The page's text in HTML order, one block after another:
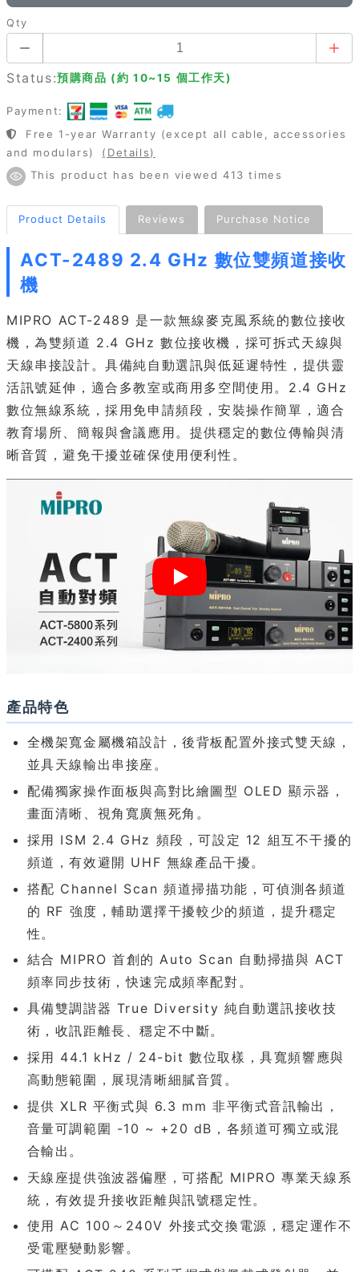
Qty
Status:預購商品 (約 10~15 個工作天)
Payment:
Free 1-year Warranty (except all cable, accessories
and modulars)
(Details)
This product has been viewed 413 times
Product Details Reviews Purchase Notice
ACT-2489 2.4 GHz 數位雙頻道接收
機
MIPRO ACT-2489 是一款無線麥克風系統的數位接收
機，為雙頻道 2.4 GHz 數位接收機，採可拆式天線與
天線串接設計。具備純自動選訊與低延遲特性，提供靈
活訊號延伸，適合多教室或商用多空間使用。2.4 GHz
數位無線系統，採用免申請頻段，安裝操作簡單，適合
教育場所、簡報與會議應用。提供穩定的數位傳輸與清
晰音質，避免干擾並確保使用便利性。
產品特色
全機架寬金屬機箱設計，後背板配置外接式雙天線，
並具天線輸出串接座。
配備獨家操作面板與高對比繪圖型 OLED 顯示器，
畫面清晰、視角寬廣無死角。
採用 ISM 2.4 GHz 頻段，可設定 12 組互不干擾的
頻道，有效避開 UHF 無線產品干擾。
搭配 Channel Scan 頻道掃描功能，可偵測各頻道
的 RF 強度，輔助選擇干擾較少的頻道，提升穩定
性。
結合 MIPRO 首創的 Auto Scan 自動掃描與 ACT
頻率同步技術，快速完成頻率配對。
具備雙調諧器 True Diversity 純自動選訊接收技
術，收訊距離長、穩定不中斷。
採用 44.1 kHz / 24-bit 數位取樣，具寬頻響應與
高動態範圍，展現清晰細膩音質。
提供 XLR 平衡式與 6.3 mm 非平衡式音訊輸出，
音量可調範圍 -10 ~ +20 dB，各頻道可獨立或混
合輸出。
天線座提供強波器偏壓，可搭配 MIPRO 專業天線系
統，有效提升接收距離與訊號穩定性。
使用 AC 100～240V 外接式交換電源，穩定運作不
受電壓變動影響。